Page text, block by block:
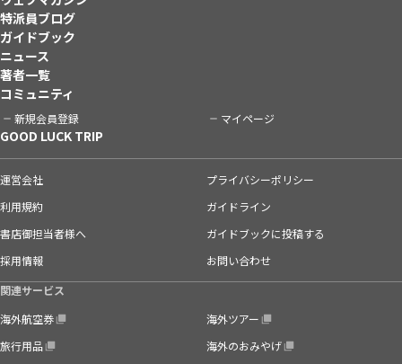
特派員ブログ
ガイドブック
ニュース
著者一覧
コミュニティ
新規会員登録 マイページ
GOOD LUCK TRIP
運営会社
プライバシーポリシー
利用規約
ガイドライン
書店御担当者様へ
ガイドブックに投稿する
採用情報
お問い合わせ
関連サービス
海外航空券
海外ツアー
旅行用品
海外のおみやげ